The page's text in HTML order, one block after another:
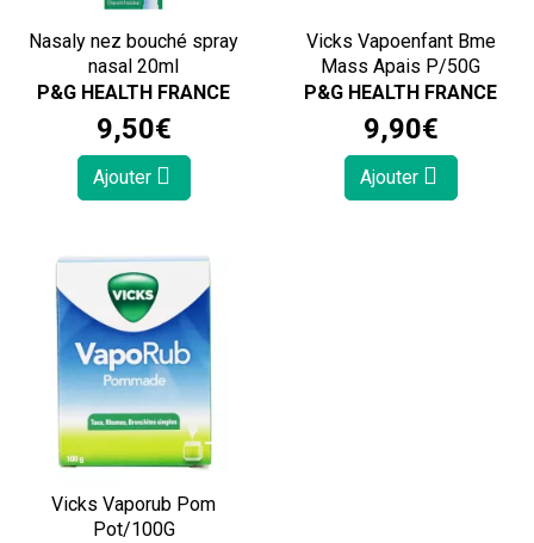
Nasaly nez bouché spray
nasal 20ml
P&G HEALTH FRANCE
9,50€
Ajouter
Vicks Vapoenfant Bme
Mass Apais P/50G
P&G HEALTH FRANCE
9,90€
Ajouter
Vicks Vaporub Pom
Pot/100G